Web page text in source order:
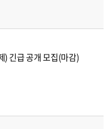
) 긴급 공개 모집(마감)